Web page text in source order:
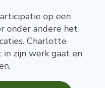
op een
onder andere het
Charlotte
zijn werk gaat en